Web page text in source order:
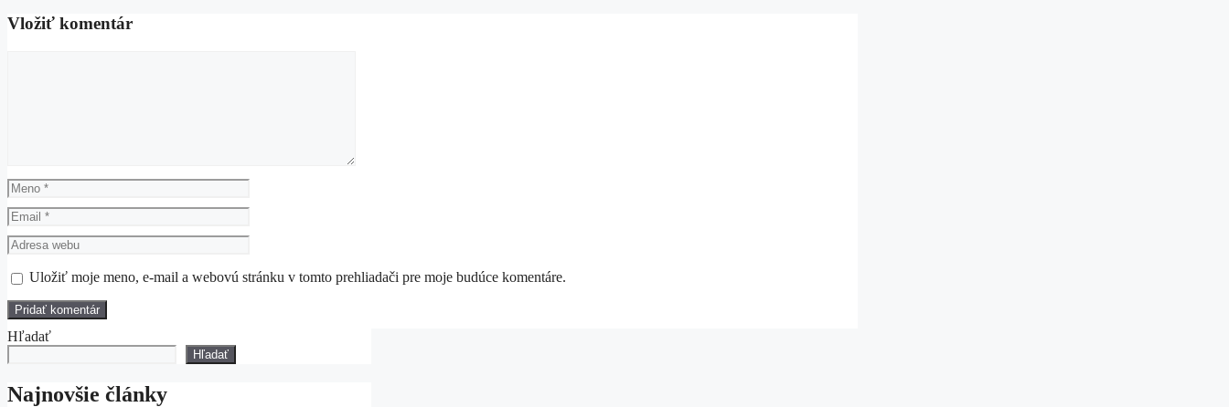
Vložiť komentár
Meno
Email
Adresa
webu
Uložiť moje meno, e-mail a webovú stránku v tomto prehliadači pre moje budúce komentáre.
Hľadať
Hľadať
Najnovšie články